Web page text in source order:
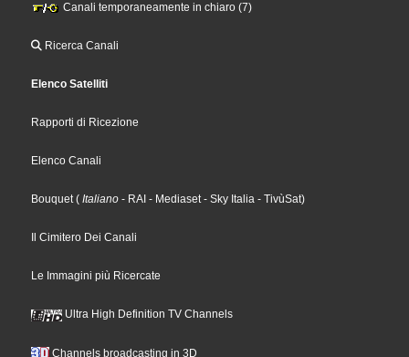
Canali temporaneamente in chiaro (7)
Ricerca Canali
Elenco Satelliti
Rapporti di Ricezione
Elenco Canali
Bouquet( Italiano - RAI - Mediaset- Sky Italia - TivùSat)
Il Cimitero Dei Canali
Le Immagini più Ricercate
Ultra High Definition TV Channels
Channels broadcasting in 3D